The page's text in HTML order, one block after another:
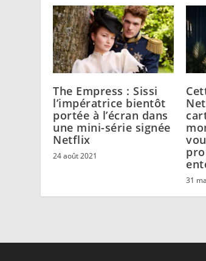
The Empress : Sissi
l’impératrice bientôt
portée à l’écran dans
une mini-série signée
Netflix
24 août 2021
31